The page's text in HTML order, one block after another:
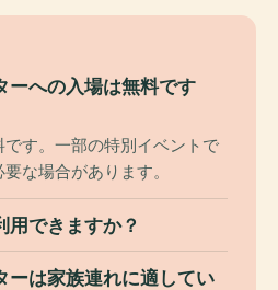
ーへの入場は無料です
す。一部の特別イベントで
な場合があります。
用できますか？
ーは家族連れに適してい